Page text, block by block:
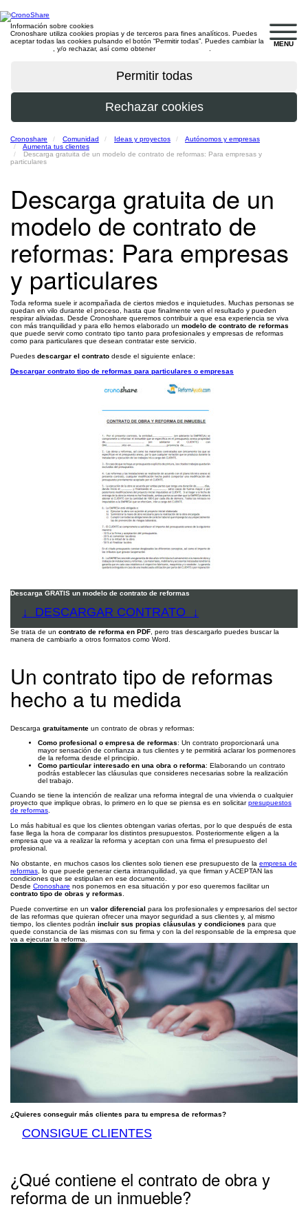
MENU
Información sobre cookies
Cronoshare utiliza cookies propias y de terceros para fines analíticos. Puedes
aceptar todas las cookies pulsando el botón “Permitir todas”. Puedes cambiar la
, y/o rechazar, así como obtener
Cronoshare Comunidad Ideas y proyectos
Autónomos y empresas
Aumenta tus clientes
Descarga gratuita de un modelo de contrato de reformas: Para empresas y
particulares
Descarga gratuita de un
modelo de contrato de
reformas: Para empresas
y particulares
Toda reforma suele ir acompañada de ciertos miedos e inquietudes. Muchas personas se
quedan en vilo durante el proceso, hasta que finalmente ven el resultado y pueden
respirar aliviadas. Desde Cronoshare queremos contribuir a que esa experiencia se viva
con más tranquilidad y para ello hemos elaborado un modelo de contrato de reformas
que puede servir como contrato tipo tanto para profesionales y empresas de reformas
como para particulares que desean contratar este servicio.
Puedes descargar el contrato desde el siguiente enlace:
Descargar contrato tipo de reformas para particulares o empresas
Descarga GRATIS un modelo de contrato de reformas
↓ DESCARGAR CONTRATO ↓
Se trata de un contrato de reforma en PDF , pero tras descargarlo puedes buscar la
manera de cambiarlo a otros formatos como Word.
Un contrato tipo de reformas
hecho a tu medida
Descarga gratuitamente un contrato de obras y reformas:
Como profesional o empresa de reformas: Un contrato proporcionará una
mayor sensación de confianza a tus clientes y te permitirá aclarar los pormenores
de la reforma desde el principio.
Como particular interesado en una obra o reforma: Elaborando un contrato
podrás establecer las cláusulas que consideres necesarias sobre la realización
del trabajo.
Cuando se tiene la intención de realizar una reforma integral de una vivienda o cualquier
proyecto que implique obras, lo primero en lo que se piensa es en solicitarpresupuestos
de reformas
Lo más habitual es que los clientes obtengan varias ofertas, por lo que después de esta
fase llega la hora de comparar los distintos presupuestos. Posteriormente eligen a la
empresa que va a realizar la reforma y aceptan con una firma el presupuesto del
profesional.
No obstante, en muchos casos los clientes solo tienen ese presupuesto de la empresa de
reformas , lo que puede generar cierta intranquilidad, ya que firman y ACEPTAN las
condiciones que se estipulan en ese documento.
Desde Cronoshare nos ponemos en esa situación y por eso queremos facilitar un
contrato tipo de obras y reformas
Puede convertirse en un valor diferencial para los profesionales y empresarios del sector
de las reformas que quieran ofrecer una mayor seguridad a sus clientes y, al mismo
tiempo, los clientes podrán incluir sus propias cláusulas y condiciones para que
quede constancia de las mismas con su firma y con la del responsable de la empresa que
va a ejecutar la reforma.
¿Quieres conseguir más clientes para tu empresa de reformas?
CONSIGUE CLIENTES
¿Qué contiene el contrato de obra y
reforma de un inmueble?